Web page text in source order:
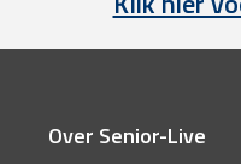
Over Senior-Live